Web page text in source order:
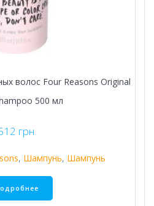
волос Four Reasons Original
500 мл
грн.
, Шампунь, Шампунь